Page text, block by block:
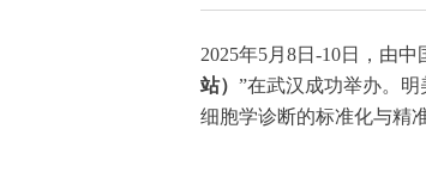
2025年5月8日-10日，由中
站）”在武汉成功举办。明
细胞学诊断的标准化与精